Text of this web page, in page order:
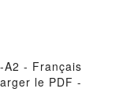
A2 - Français
le PDF -